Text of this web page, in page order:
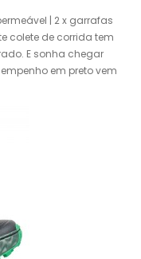
| 2 x garrafas
colete de corrida tem
E sonha chegar
em preto vem